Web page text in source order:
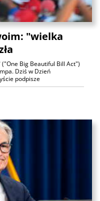
"wielka
Big Beautiful Bill Act")
Dziś w Dzień
podpisze